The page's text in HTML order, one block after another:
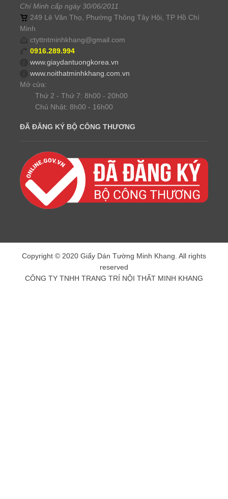
Chí Minh cấp ngày 30/06/2011
249 Lê Văn Thọ, Phường Thông Tây Hội, TP Hồ Chí
Minh
ctyttntminhkhang@gmail.com
0916.289.994
www.giaydantuongkorea.vn
www.noithatminhkhang.com.vn
Mở cửa:
Thứ 2 - Thứ 7: 8h00 - 20h00
Chủ Nhật: 8h00 - 16h00
ĐÃ ĐĂNG KÝ BỘ CÔNG THƯƠNG
Copyright © 2020 Giấy Dán Tường Minh Khang. All rights
reserved
CÔNG TY TNHH TRANG TRÍ NỘI THẤT MINH KHANG